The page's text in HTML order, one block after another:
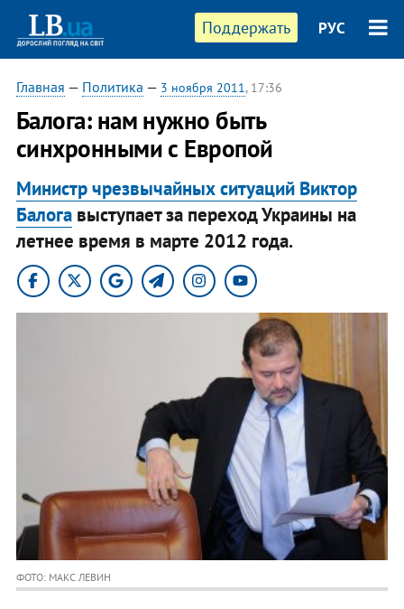
Поддержать РУС
Главная — Политика — 3 ноября 2011, 17:36
​Балога: нам нужно быть
синхронными с Европой
Министр чрезвычайных ситуаций Виктор
Балогавыступает за переход Украины на
летнее время в марте 2012 года.
ФОТО: МАКС ЛЕВИН